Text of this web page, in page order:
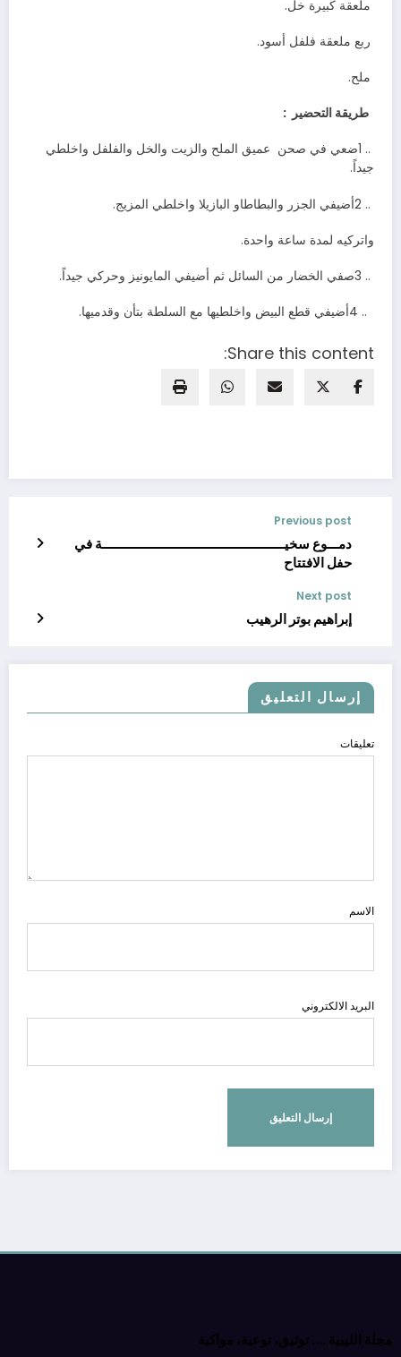
‬طريقة‭ ‬التحضير‭ :
1‭ .. ‬ضعي‭ ‬في‭ ‬صحن‭
‬جيداً‭ .‬
2‭ .. ‬أضيفي‭ ‬الجزر‭ ‬والبطاطاو‭ ‬البازيلا‭ ‬واخلطي‭ ‬المزيج‭.‬
واتركيه‭ ‬لمدة‭ ‬ساعة‭ ‬واحدة‭ .‬
3‭ .. ‬صفي‭ ‬الخضار‭ ‬من‭ ‬السائل‭ ‬ثم‭ ‬أضيفي‭ ‬المايونيز‭ ‬وحركي‭ ‬جيداً‭.‬
4‭ ..‬أضيفي‭ ‬قطع‭ ‬البيض‭ ‬واخلطيها‭ ‬مع‭ ‬السلطة‭ ‬بتأن‭ ‬وقدميها‭.‬
Share this content:
Previous post
‬حفل‭ ‬الافتتاح
Next post
إبراهيم بوتر الرهيب
إرسال التعليق
تعليقات
الاسم
البريد الالكتروني
مجلة الليبية …. توثيق، توعية، مواكبة